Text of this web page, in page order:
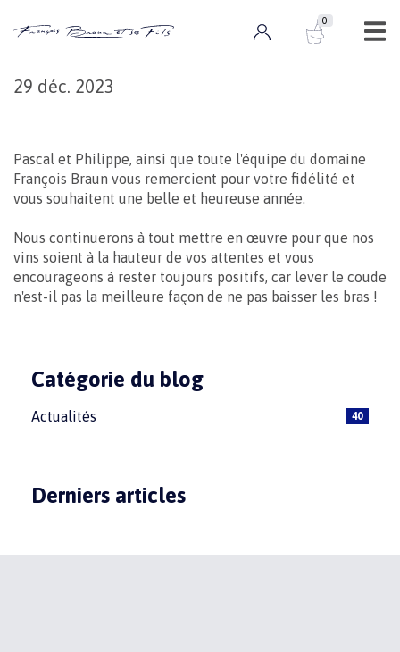
00 ARTICLE
Actualités
29 déc. 2023
Pascal et Philippe, ainsi que toute l'équipe du domaine
François Braun vous remercient pour votre fidélité et
vous souhaitent une belle et heureuse année.
Nous continuerons à tout mettre en œuvre pour que nos
vins soient à la hauteur de vos attentes et vous
encourageons à rester toujours positifs, car lever le coude
n'est-il pas la meilleure façon de ne pas baisser les bras !
Catégorie du blog
Actualités 40
Derniers articles